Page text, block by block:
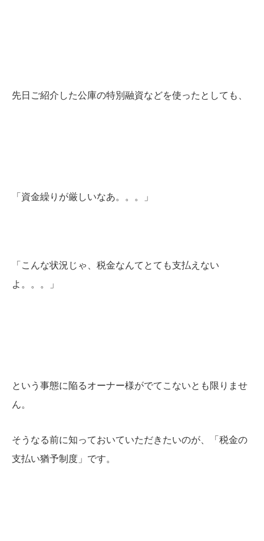
先日ご紹介した公庫の特別融資などを使ったとしても、
「資金繰りが厳しいなあ。。。」
「こんな状況じゃ、税金なんてとても支払えない
よ。。。」
という事態に陥るオーナー様がでてこないとも限りませ
ん。
そうなる前に知っておいていただきたいのが、「税金の
支払い猶予制度」です。